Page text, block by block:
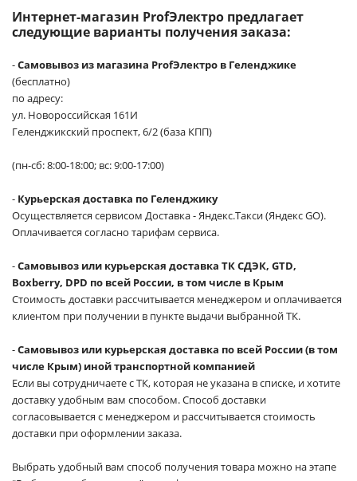
Интернет-магазин ProfЭлектро предлагает
следующие варианты получения заказа:
-Самовывоз из магазина ProfЭлектро в Геленджике
(бесплатно)
по адресу:
ул. Новороссийская 161И
Геленджикский проспект, 6/2 (база КПП)
(пн-сб: 8:00-18:00; вс: 9:00-17:00)
- Курьерская доставка по Геленджику
Осуществляется сервисом Доставка - Яндекс.Такси (Яндекс GO).
Оплачивается согласно тарифам сервиса.
-Самовывоз или курьерская доставка ТК СДЭК, GTD,
Boxberry, DPD по всей России, в том числе в Крым
Стоимость доставки рассчитывается менеджером и оплачивается
клиентом при получении в пункте выдачи выбранной ТК.
-Самовывоз или курьерская доставка по всей России (в том
числе Крым) иной транспортной компанией
Если вы сотрудничаете с ТК, которая не указана в списке, и хотите
доставку удобным вам способом. Способ доставки
согласовывается с менеджером и рассчитывается стоимость
доставки при оформлении заказа.
Выбрать удобный вам способ получения товара можно на этапе